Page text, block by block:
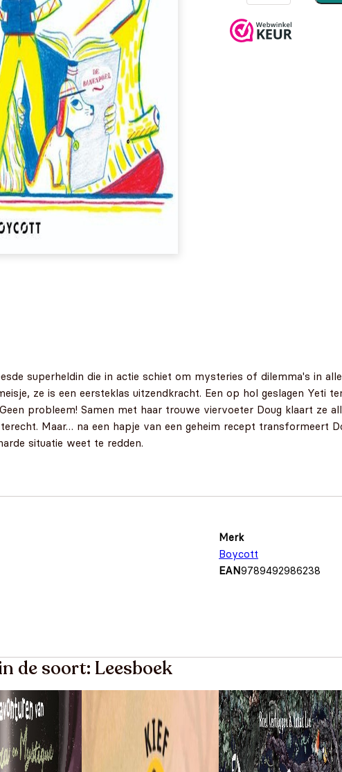
superheldin die in actie schiet om mysteries of dilemma's in
ze is een eersteklas uitzendkracht. Een op hol geslagen Yeti
probleem! Samen met haar trouwe viervoeter Doug klaart ze
Maar… na een hapje van een geheim recept transformeert
situatie weet te redden.
Merk
Boycott
EAN9789492986238
de soort: Leesboek